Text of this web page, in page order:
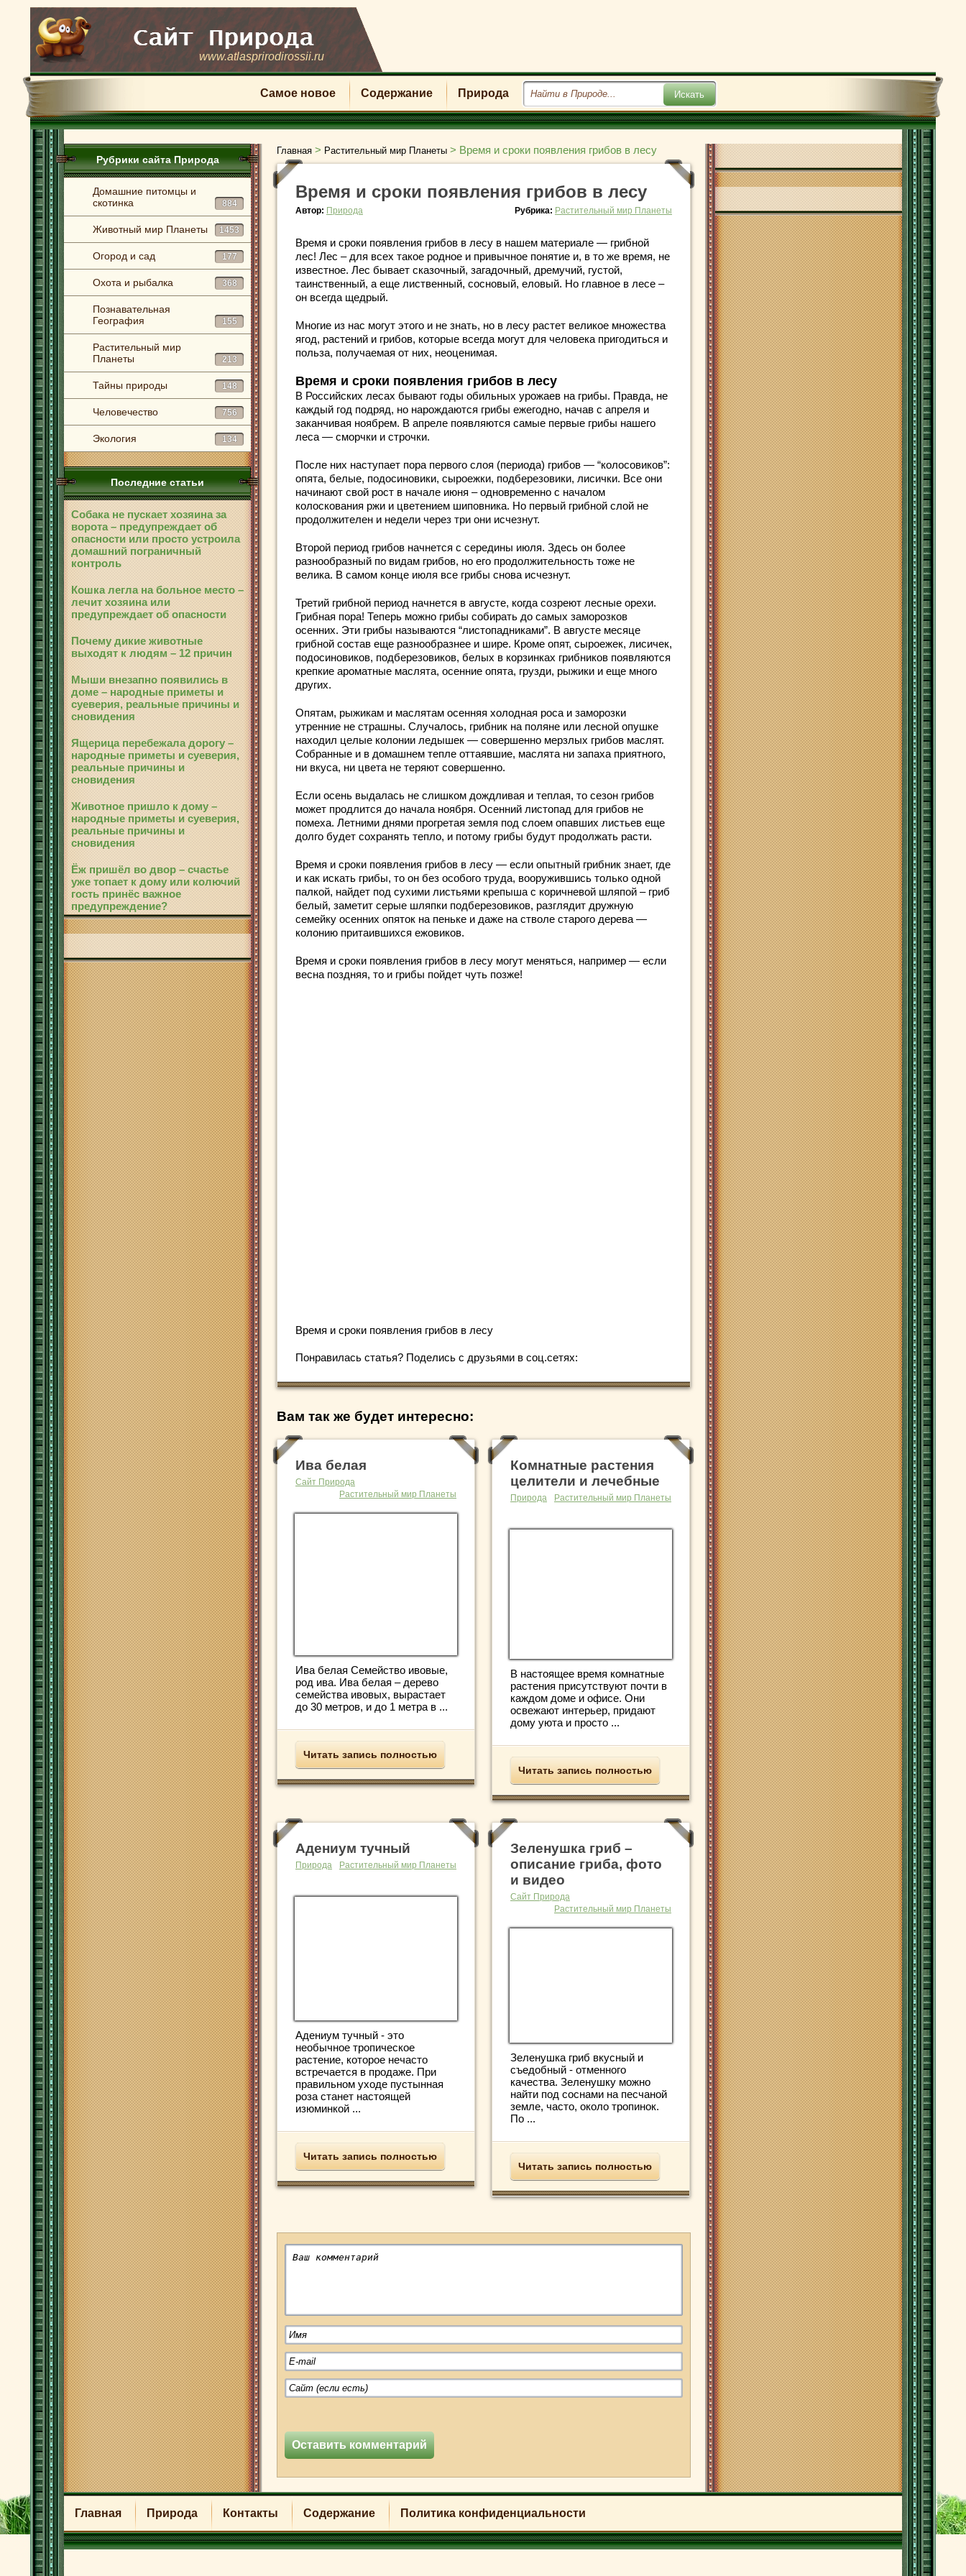
www.atlasprirodirossii.ru
Самое новое Содержание Природа
Рубрики сайта Природа
Домашние питомцы и
скотинка
884
Животный мир Планеты 1453
Огород и сад 177
Охота и рыбалка 368
Познавательная
География
155
Растительный мир
Планеты
213
Тайны природы 148
Человечество 756
Экология 134
Последние статьи
Собака не пускает хозяина за
ворота – предупреждает об
опасности или просто устроила
домашний пограничный
контроль
Кошка легла на больное место –
лечит хозяина или
предупреждает об опасности
Почему дикие животные
выходят к людям – 12 причин
Мыши внезапно появились в
доме – народные приметы и
суеверия, реальные причины и
сновидения
Ящерица перебежала дорогу –
народные приметы и суеверия,
реальные причины и
сновидения
Животное пришло к дому –
народные приметы и суеверия,
реальные причины и
сновидения
Ёж пришёл во двор – счастье
уже топает к дому или колючий
гость принёс важное
предупреждение?
Главная > Растительный мир Планеты > Время и сроки появления грибов в лесу
Время и сроки появления грибов в лесу
Автор: Природа Рубрика: Растительный мир Планеты
Время и сроки появления грибов в лесу в нашем материале — грибной
лес! Лес – для всех такое родное и привычное понятие и, в то же время, не
известное. Лес бывает сказочный, загадочный, дремучий, густой,
таинственный, а еще лиственный, сосновый, еловый. Но главное в лесе –
он всегда щедрый.
Многие из нас могут этого и не знать, но в лесу растет великое множества
ягод, растений и грибов, которые всегда могут для человека пригодиться и
польза, получаемая от них, неоценимая.
Время и сроки появления грибов в лесу
В Российских лесах бывают годы обильных урожаев на грибы. Правда, не
каждый год подряд, но нарождаются грибы ежегодно, начав с апреля и
заканчивая ноябрем. В апреле появляются самые первые грибы нашего
леса — сморчки и строчки.
После них наступает пора первого слоя (периода) грибов — “колосовиков”:
опята, белые, подосиновики, сыроежки, подберезовики, лисички. Все они
начинают свой рост в начале июня – одновременно с началом
колоcкования ржи и цветением шиповника. Но первый грибной слой не
продолжителен и недели через три они исчезнут.
Второй период грибов начнется с середины июля. Здесь он более
разнообразный по видам грибов, но его продолжительность тоже не
велика. В самом конце июля все грибы снова исчезнут.
Третий грибной период начнется в августе, когда созреют лесные орехи.
Грибная пора! Теперь можно грибы собирать до самых заморозков
осенних. Эти грибы называются “листопадниками”. В августе месяце
грибной состав еще разнообразнее и шире. Кроме опят, сыроежек, лисичек,
подосиновиков, подберезовиков, белых в корзинках грибников появляются
крепкие ароматные маслята, осенние опята, грузди, рыжики и еще много
других.
Опятам, рыжикам и маслятам осенняя холодная роса и заморозки
утренние не страшны. Случалось, грибник на поляне или лесной опушке
находил целые колонии ледышек — совершенно мерзлых грибов маслят.
Собранные и в домашнем тепле оттаявшие, маслята ни запаха приятного,
ни вкуса, ни цвета не теряют совершенно.
Если осень выдалась не слишком дождливая и теплая, то сезон грибов
может продлится до начала ноября. Осенний листопад для грибов не
помеха. Летними днями прогретая земля под слоем опавших листьев еще
долго будет сохранять тепло, и потому грибы будут продолжать расти.
Время и сроки появления грибов в лесу — если опытный грибник знает, где
и как искать грибы, то он без особого труда, вооружившись только одной
палкой, найдет под сухими листьями крепыша с коричневой шляпой – гриб
белый, заметит серые шляпки подберезовиков, разглядит дружную
семейку осенних опяток на пеньке и даже на стволе старого дерева —
колонию притаившихся ежовиков.
Время и сроки появления грибов в лесу могут меняться, например — если
весна поздняя, то и грибы пойдет чуть позже!
Время и сроки появления грибов в лесу
Понравилась статья? Поделись с друзьями в соц.сетях:
Вам так же будет интересно:
Ива белая
Сайт Природа
Растительный мир Планеты
Ива белая Семейство ивовые,
род ива. Ива белая – дерево
семейства ивовых, вырастает
до 30 метров, и до 1 метра в ...
Читать запись полностью
Комнатные растения
целители и лечебные
Природа Растительный мир Планеты
В настоящее время комнатные
растения присутствуют почти в
каждом доме и офисе. Они
освежают интерьер, придают
дому уюта и просто ...
Читать запись полностью
Адениум тучный
Природа Растительный мир Планеты
Адениум тучный - это
необычное тропическое
растение, которое нечасто
встречается в продаже. При
правильном уходе пустынная
роза станет настоящей
изюминкой ...
Читать запись полностью
Зеленушка гриб –
описание гриба, фото
и видео
Сайт Природа
Растительный мир Планеты
Зеленушка гриб вкусный и
съедобный - отменного
качества. Зеленушку можно
найти под соснами на песчаной
земле, часто, около тропинок.
По ...
Читать запись полностью
Главная Природа Контакты Содержание Политика конфиденциальности